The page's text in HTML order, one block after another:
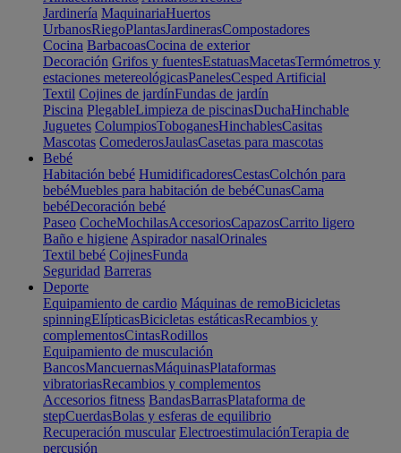
Jardinería MaquinariaHuertos
UrbanosRiegoPlantasJardinerasCompostadores
Cocina BarbacoasCocina de exterior
Decoración Grifos y fuentesEstatuasMacetasTermómetros y
estaciones metereológicasPanelesCesped Artificial
Textil Cojines de jardínFundas de jardín
Piscina PlegableLimpieza de piscinasDuchaHinchable
Juguetes ColumpiosToboganesHinchablesCasitas
Mascotas ComederosJaulasCasetas para mascotas
Bebé
Habitación bebé HumidificadoresCestasColchón para
bebéMuebles para habitación de bebéCunasCama
bebéDecoración bebé
Paseo CocheMochilasAccesoriosCapazosCarrito ligero
Baño e higiene Aspirador nasalOrinales
Textil bebé CojinesFunda
Seguridad Barreras
Deporte
Equipamiento de cardio Máquinas de remoBicicletas
spinningElípticasBicicletas estáticasRecambios y
complementosCintasRodillos
Equipamiento de musculación
BancosMancuernasMáquinasPlataformas
vibratoriasRecambios y complementos
Accesorios fitness BandasBarrasPlataforma de
stepCuerdasBolas y esferas de equilibrio
Recuperación muscular ElectroestimulaciónTerapia de
percusión